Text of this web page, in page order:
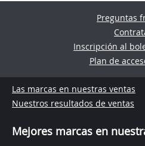
Preguntas
Inscripción al
Plan de
Las marcas en nuestras ventas
Nuestros resultados de ventas
Mejores marcas en